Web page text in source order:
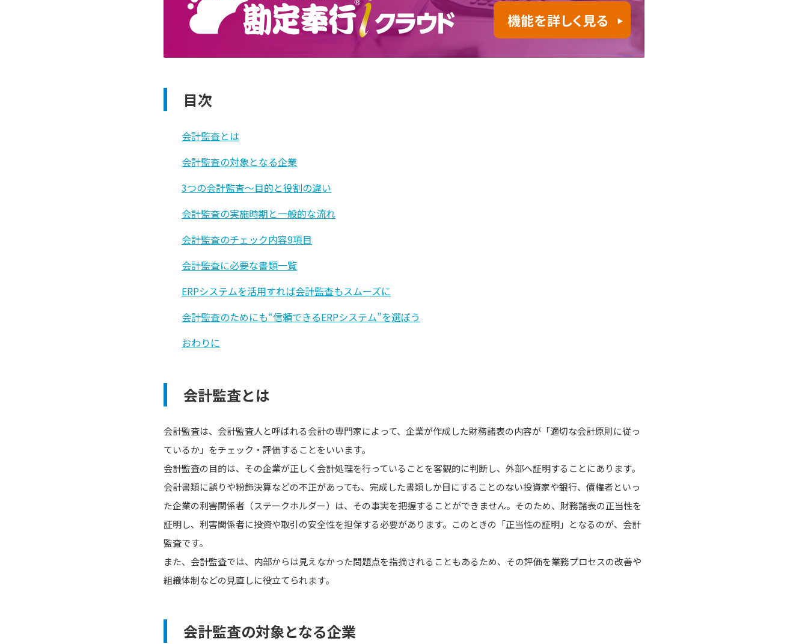
目次
会計監査とは
会計監査の対象となる企業
3つの会計監査〜目的と役割の違い
会計監査の実施時期と一般的な流れ
会計監査のチェック内容9項目
会計監査に必要な書類一覧
ERPシステムを活用すれば会計監査もスムーズに
会計監査のためにも“信頼できるERPシステム”を選ぼう
おわりに
会計監査とは
会計監査は、会計監査人と呼ばれる会計の専門家によって、企業が作成した財務諸表の内容が「適切な会計原則に従っ
ているか」をチェック・評価することをいいます。
会計監査の目的は、その企業が正しく会計処理を行っていることを客観的に判断し、外部へ証明することにあります。
会計書類に誤りや粉飾決算などの不正があっても、完成した書類しか目にすることのない投資家や銀行、債権者といっ
た企業の利害関係者（ステークホルダー）は、その事実を把握することができません。そのため、財務諸表の正当性を
証明し、利害関係者に投資や取引の安全性を担保する必要があります。このときの「正当性の証明」となるのが、会計
監査です。
また、会計監査では、内部からは見えなかった問題点を指摘されることもあるため、その評価を業務プロセスの改善や
組織体制などの見直しに役立てられます。
会計監査の対象となる企業